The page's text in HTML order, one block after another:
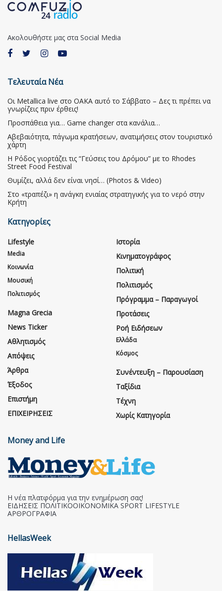
Ακολουθήστε μας στα Social Media
Τελευταία Νέα
Οι Metallica live στο ΟΑΚΑ αυτό το Σάββατο – Δες τι πρέπει να
γνωρίζεις πριν έρθεις!
Προσπάθεια για… Game changer στα κανάλια…
Αβεβαιότητα, πάγωμα κρατήσεων, ανατιμήσεις στον τουριστικό
χάρτη
Η Ρόδος γιορτάζει τις “Γεύσεις του Δρόμου” με το Rhodes
Street Food Festival
Θυμίζει, αλλά δεν είναι νησί… (Photos & Video)
Στο «τραπέζι» η ανάγκη ενιαίας στρατηγικής για το νερό στην
Κρήτη
Κατηγορίες
Lifestyle
Media
Κοινωνία
Μουσική
Πολιτισμός
Magna Grecia
News Ticker
Αθλητισμός
Απόψεις
Άρθρα
Έξοδος
Επιστήμη
ΕΠΙΧΕΙΡΗΣΕΙΣ
Ιστορία
Κινηματογράφος
Πολιτική
Πολιτισμός
Πρόγραμμα – Παραγωγοί
Προτάσεις
Ροή Ειδήσεων
Ελλάδα
Κόσμος
Συνέντευξη – Παρουσίαση
Ταξίδια
Τέχνη
Χωρίς Κατηγορία
Money and Life
Η νέα πλατφόρμα για την ενημέρωση σας!
ΕΙΔΗΣΕΙΣ ΠΟΛΙΤΙΚΟΟΙΚΟΝΟΜΙΚΑ SPORT LIFESTYLE
ΑΡΘΡΟΓΡΑΦΙΑ
HellasWeek